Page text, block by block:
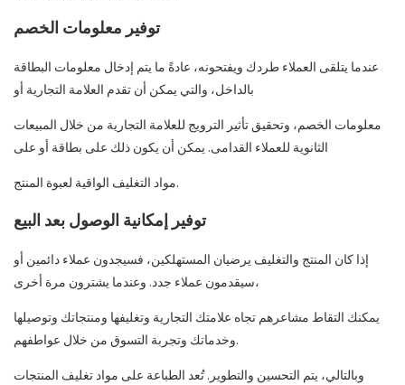
توفير معلومات الخصم
عندما يتلقى العملاء طردك ويفتحونه، عادةً ما يتم إدخال معلومات البطاقة
بالداخل، والتي يمكن أن تقدم العلامة التجارية أو
معلومات الخصم، وتحقيق تأثير الترويج للعلامة التجارية من خلال المبيعات
الثانوية للعملاء القدامى. يمكن أن يكون ذلك على بطاقة أو على
مواد التغليف الواقية لعبوة المنتج.
توفير إمكانية الوصول بعد البيع
إذا كان المنتج والتغليف يرضيان المستهلكين، فسيجدون عملاء دائمين أو
سيقدمون عملاء جدد. وعندما يشترون مرة أخرى،
يمكنك التقاط مشاعرهم تجاه علامتك التجارية وتغليفها ومنتجاتك وتوصيلها
وخدماتك وتجربة التسوق من خلال عواطفهم.
وبالتالي، يتم التحسين والتطوير. تُعد الطباعة على مواد تغليف المنتجات